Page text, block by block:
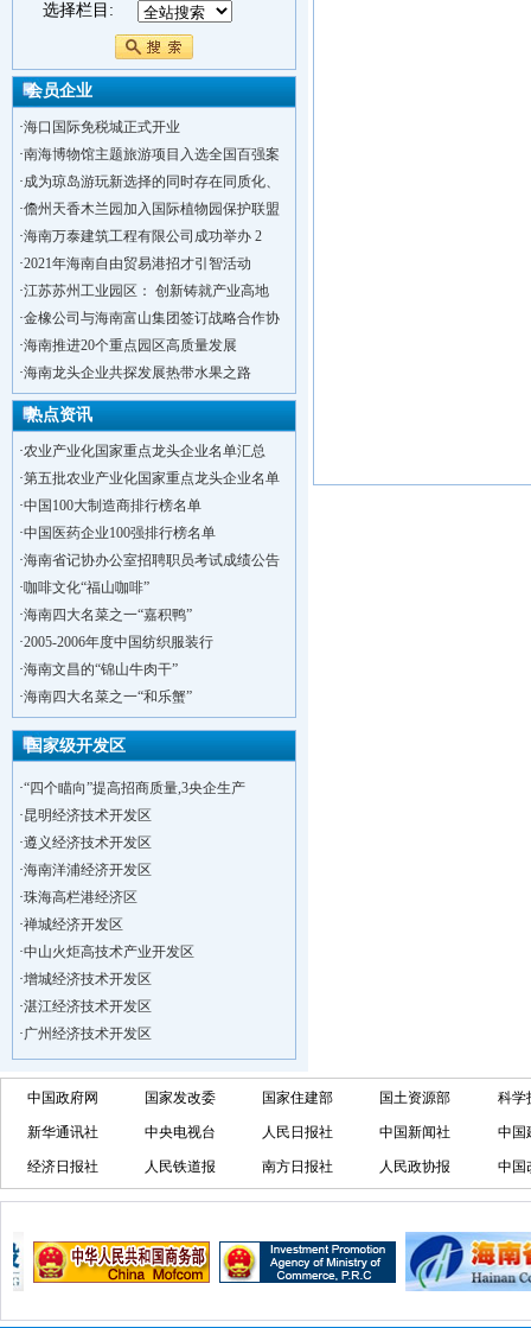
选择栏目:
会员企业
·海口国际免税城正式开业
·南海博物馆主题旅游项目入选全国百强案
·成为琼岛游玩新选择的同时存在同质化、
·儋州天香木兰园加入国际植物园保护联盟
·海南万泰建筑工程有限公司成功举办 2
·2021年海南自由贸易港招才引智活动
·江苏苏州工业园区： 创新铸就产业高地
·金橡公司与海南富山集团签订战略合作协
·海南推进20个重点园区高质量发展
·海南龙头企业共探发展热带水果之路
热点资讯
·农业产业化国家重点龙头企业名单汇总
·第五批农业产业化国家重点龙头企业名单
·中国100大制造商排行榜名单
·中国医药企业100强排行榜名单
·海南省记协办公室招聘职员考试成绩公告
·咖啡文化“福山咖啡”
·海南四大名菜之一“嘉积鸭”
·2005-2006年度中国纺织服装行
·海南文昌的“锦山牛肉干”
·海南四大名菜之一“和乐蟹”
国家级开发区
·洋浦不断延伸产业链，推进一批石化产业
·海口今年将投入44.4亿元推进江东新
·新加坡海口国家高新区国际创新创业中心
·狮子岭工业园： 新能源产业发展集
“四个瞄向”提高招商质量,3央企生产
昆明经济技术开发区
遵义经济技术开发区
海南洋浦经济开发区
珠海高栏港经济区
禅城经济开发区
中山火炬高技术产业开发区
增城经济技术开发区
湛江经济技术开发区
广州经济技术开发区
·大亚湾经济技术开发区
北京经济技术开发区
洋浦不断延伸产业链，推进一批石化产业
海口今年将投入44.4亿元推进江东新
·新加坡海口国家高新区国际创新创业中心
·
“四个瞄向”提高招商质量,3央企生产
·
昆明经济技术开发区
中国政府网 国家发改委 国家住建部 国土资源部 科学
新华通讯社 中央电视台 人民日报社 中国新闻社 中国
经济日报社 人民铁道报 南方日报社 人民政协报 中国